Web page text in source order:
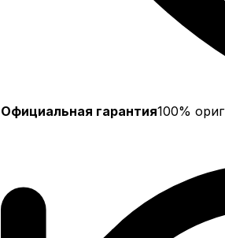
Официальная гарантия100%